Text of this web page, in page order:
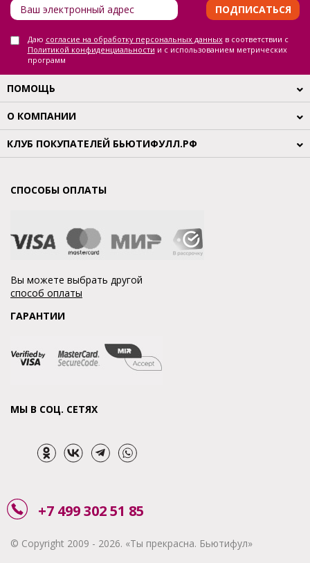
ПОДПИСАТЬСЯ
Даю согласие на обработку персональных данныхв соответствии с
Политикой конфиденциальности и с использованием метрических
программ
ПОМОЩЬ
О КОМПАНИИ
КЛУБ ПОКУПАТЕЛЕЙ БЬЮТИФУЛЛ.РФ
СПОСОБЫ ОПЛАТЫ
Вы можете выбрать другой
способ оплаты
ГАРАНТИИ
МЫ В СОЦ. СЕТЯХ
+7 499 302 51 85
© Copyright 2009 - 2026. «Ты прекрасна. Бьютифул»